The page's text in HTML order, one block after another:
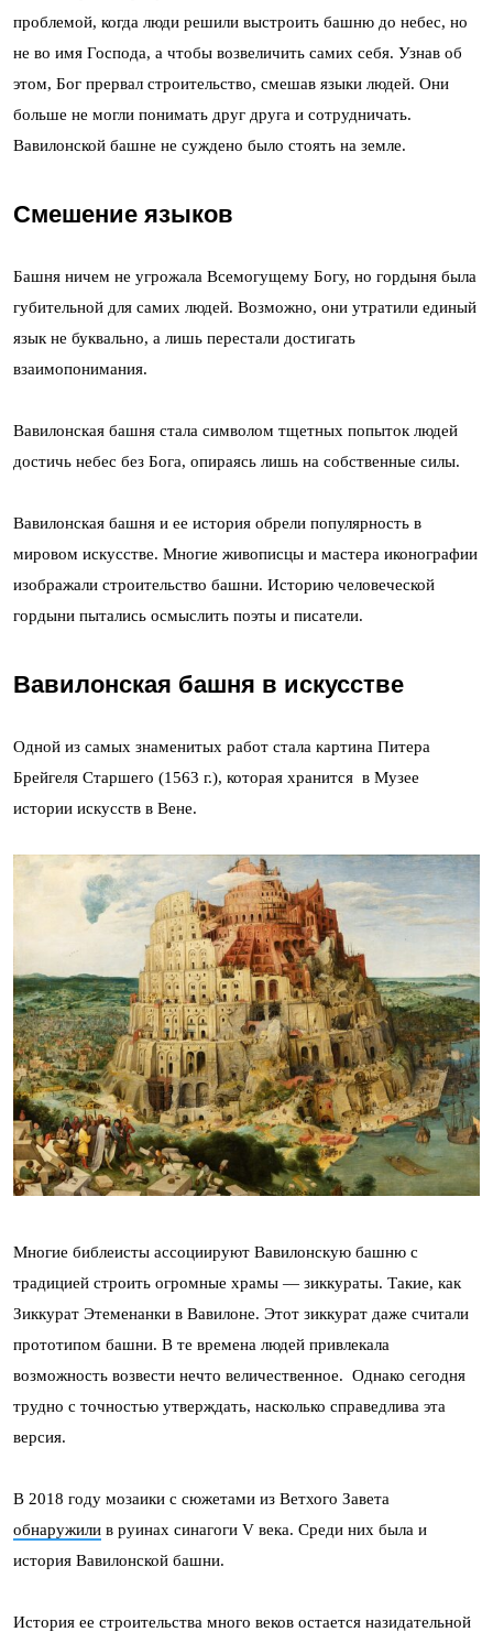
проблемой, когда люди решили выстроить башню до небес, но
не во имя Господа, а чтобы возвеличить самих себя. Узнав об
этом, Бог прервал строительство, смешав языки людей. Они
больше не могли понимать друг друга и сотрудничать.
Вавилонской башне не суждено было стоять на земле.
Смешение языков
Башня ничем не угрожала Всемогущему Богу, но гордыня была
губительной для самих людей. Возможно, они утратили единый
язык не буквально, а лишь перестали достигать
взаимопонимания.
Вавилонская башня стала символом тщетных попыток людей
достичь небес без Бога, опираясь лишь на собственные силы.
Вавилонская башня и ее история обрели популярность в
мировом искусстве. Многие живописцы и мастера иконографии
изображали строительство башни. Историю человеческой
гордыни пытались осмыслить поэты и писатели.
Вавилонская башня в искусстве
Одной из самых знаменитых работ стала картина Питера
Брейгеля Старшего (1563 г.), которая хранится в Музее
истории искусств в Вене.
Многие библеисты ассоциируют Вавилонскую башню с
традицией строить огромные храмы — зиккураты. Такие, как
Зиккурат Этеменанки в Вавилоне. Этот зиккурат даже считали
прототипом башни. В те времена людей привлекала
возможность возвести нечто величественное. Однако сегодня
трудно с точностью утверждать, насколько справедлива эта
версия.
В 2018 году мозаики с сюжетами из Ветхого Завета
обнаружили в руинах синагоги V века. Среди них была и
история Вавилонской башни.
История ее строительства много веков остается назидательной